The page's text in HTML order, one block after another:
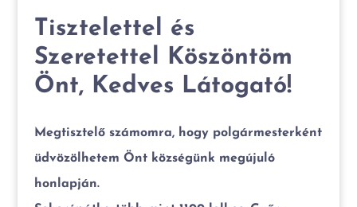
Tisztelettel és
Szeretettel Köszöntöm
Önt, Kedves Látogató!
Megtisztelő számomra, hogy polgármesterként
üdvözölhetem Önt községünk megújuló
honlapján.